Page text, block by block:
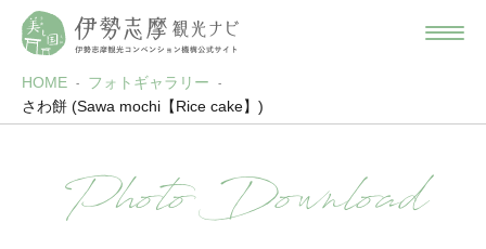
HOME
フォトギャラリー
さわ餅 (Sawa mochi【Rice cake】)
Photo Download